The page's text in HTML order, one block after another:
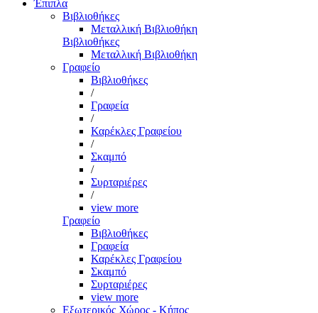
Έπιπλα
Βιβλιοθήκες
Μεταλλική Βιβλιοθήκη
Βιβλιοθήκες
Μεταλλική Βιβλιοθήκη
Γραφείο
Βιβλιοθήκες
/
Γραφεία
/
Καρέκλες Γραφείου
/
Σκαμπό
/
Συρταριέρες
/
view more
Γραφείο
Βιβλιοθήκες
Γραφεία
Καρέκλες Γραφείου
Σκαμπό
Συρταριέρες
view more
Εξωτερικός Χώρος - Κήπος